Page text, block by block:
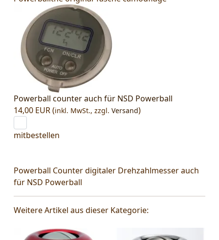
Powerball counter auch für NSD Powerball
14,00 EUR (inkl. MwSt., zzgl. Versand)
mitbestellen
Powerball Counter digitaler Drehzahlmesser auch
für NSD Powerball
Weitere Artikel aus dieser Kategorie: